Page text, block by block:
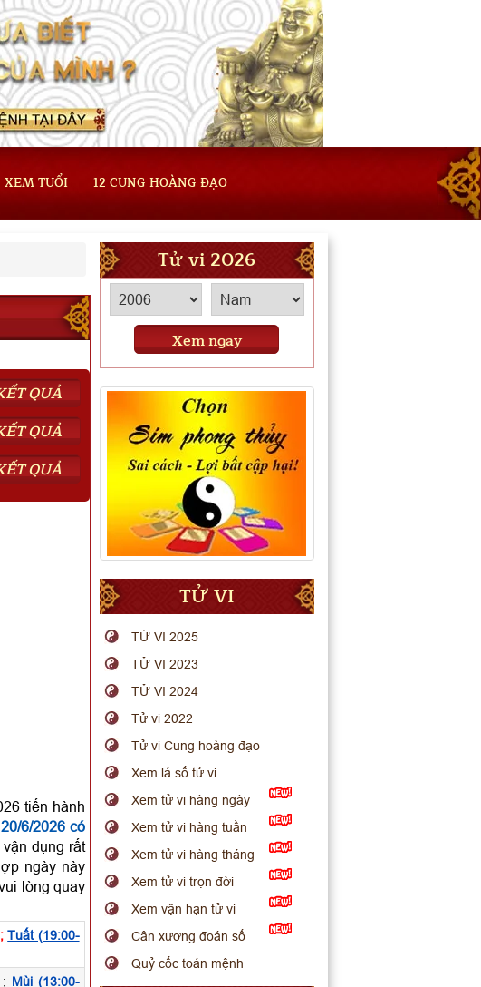
XEM TUỔI 12 CUNG HOÀNG ĐẠO
XEM KẾT QUẢ
QUẢ
QUẢ
tiến hành
6/2026 có
dụng rất
ngày này
lòng quay
;Tuất (19:00-
; Mùi (13:00-
Tử vi 2026
Xem ngay
TỬ VI
TỬ VI 2025
TỬ VI 2023
TỬ VI 2024
Tử vi 2022
Tử vi Cung hoàng đạo
Xem lá số tử vi
Xem tử vi hàng ngày
Xem tử vi hàng tuần
Xem tử vi hàng tháng
Xem tử vi trọn đời
Xem vận hạn tử vi
Cân xương đoán số
Quỷ cốc toán mệnh